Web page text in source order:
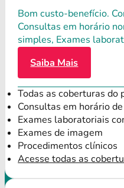
Bom custo-benefício.
Consultas em horário
simples, Exames
Saiba Mais
Todas as coberturas do
Consultas em horário
Exames laboratoriais
Exames de imagem
Procedimentos clínicos
Acesse todas as